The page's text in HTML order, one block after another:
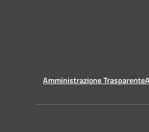
Amministrazione Trasparente